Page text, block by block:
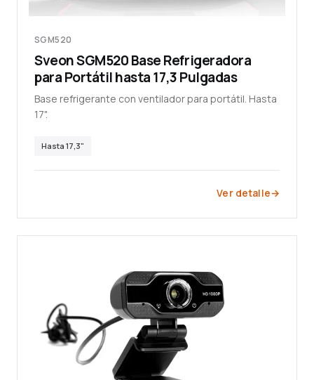
SGM520
Sveon SGM520 Base Refrigeradora
para Portátil hasta 17,3 Pulgadas
Base refrigerante con ventilador para portátil. Hasta
17".
Hasta 17,3"
Ver detalle